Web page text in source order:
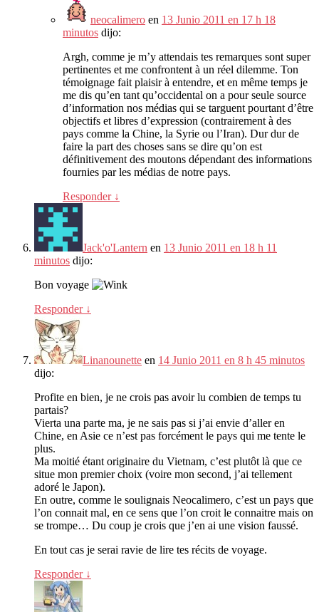
neocalimero en 13 Junio 2011 en 17 h 18
minutos dijo:
Argh, comme je m’y attendais tes remarques sont super
pertinentes et me confrontent à un réel dilemme. Ton
témoignage fait plaisir à entendre, et en même temps je
me dis qu’en tant qu’occidental on a pour seule source
d’information nos médias qui se targuent pourtant d’être
objectifs et libres d’expression (contrairement à des
pays comme la Chine, la Syrie ou l’Iran). Dur dur de
faire la part des choses sans se dire qu’on est
définitivement des moutons dépendant des informations
fournies par les médias de notre pays.
Responder ↓
Jack'o'Lantern en 13 Junio 2011 en 18 h 11
minutos dijo:
Bon voyage
Responder ↓
Linanounette en 14 Junio 2011 en 8 h 45 minutos
dijo:
Profite en bien, je ne crois pas avoir lu combien de temps tu
partais?
Vierta una parte ma, je ne sais pas si j’ai envie d’aller en
Chine, en Asie ce n’est pas forcément le pays qui me tente le
plus.
Ma moitié étant originaire du Vietnam, c’est plutôt là que ce
situe mon premier choix (voire mon second, j’ai tellement
adoré le Japon).
En outre, comme le soulignais Neocalimero, c’est un pays que
l’on connait mal, en ce sens que l’on croit le connaitre mais on
se trompe… Du coup je crois que j’en ai une vision faussé.
En tout cas je serai ravie de lire tes récits de voyage.
Responder ↓